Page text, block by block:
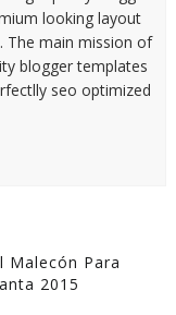
looking layout
The main mission of
blogger templates
seo optimized
Malecón Para
2015